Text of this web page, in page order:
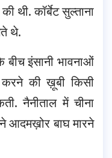
थी. कॉर्बेट सुल्ताना
थे.
इंसानी भावनाओं
की ख़ूबी किसी
नैनीताल में चीना
आदमख़ोर बाघ मारने